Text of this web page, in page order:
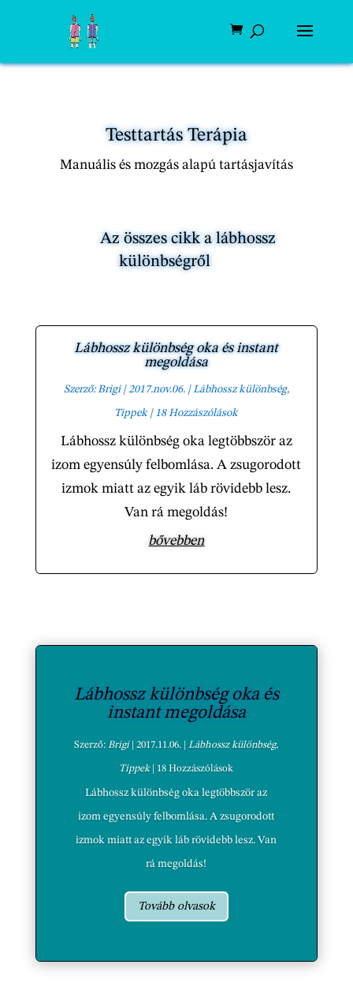
Testtartás Terápia
Manuális és mozgás alapú tartásjavítás
Az összes cikk a lábhossz
különbségről
Lábhossz különbség oka és instant
megoldása
Szerző:Brigi|2017.nov.06.|Lábhossz különbség,
Tippek| 18 Hozzászólások
Lábhossz különbség oka legtöbbször az
izom egyensúly felbomlása. A zsugorodott
izmok miatt az egyik láb rövidebb lesz.
Van rá megoldás!
bővebben
Lábhossz különbség oka és
instant megoldása
Szerző:Brigi|2017.11.06. |Lábhossz különbség,
Tippek| 18 Hozzászólások
Lábhossz különbség oka legtöbbször az
izom egyensúly felbomlása. A zsugorodott
izmok miatt az egyik láb rövidebb lesz. Van
rá megoldás!
Tovább olvasok